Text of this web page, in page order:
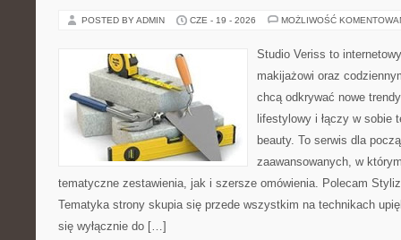
POSTED BY ADMIN CZE - 19 - 2026 MOŻLIWOŚĆ
Studio Veriss to
makijażowi oraz
chcą odkrywać nowe
lifestylowy i łączy w sobie
beauty. To serwis dla
zaawansowanych, w
tematyczne zestawienia, jak i szersze omówienia. Polecam
Tematyka strony skupia się przede wszystkim na technikach
się wyłącznie do […]